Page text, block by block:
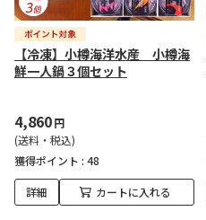
【冷凍】小樽海洋水産 小樽海
鮮一人鍋３個セット
4,860円
(送料・税込)
獲得ポイント : 48
詳細 カートに入れる